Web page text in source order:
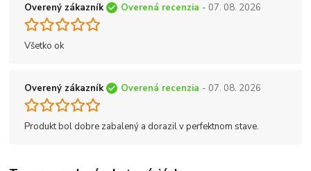
Overený zákazník Overená recenzia - 07. 08. 2026
Všetko ok
Overený zákazník Overená recenzia - 07. 08. 2026
Produkt bol dobre zabalený a dorazil v perfektnom stave.